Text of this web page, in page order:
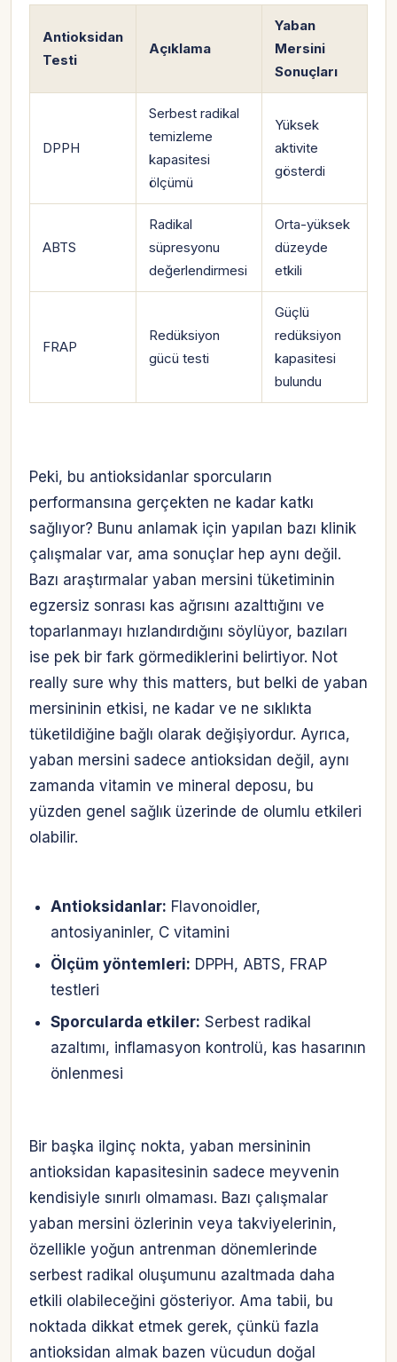
Antioksidan
Testi
Açıklama
Yaban
Mersini
Sonuçları
DPPH
Serbest radikal
temizleme
kapasitesi
ölçümü
Yüksek
aktivite
gösterdi
ABTS
Radikal
süpresyonu
değerlendirmesi
Orta-yüksek
düzeyde
etkili
FRAP
Redüksiyon
gücü testi
Güçlü
redüksiyon
kapasitesi
bulundu
Peki, bu antioksidanlar sporcuların
performansına gerçekten ne kadar katkı
sağlıyor? Bunu anlamak için yapılan bazı klinik
çalışmalar var, ama sonuçlar hep aynı değil.
Bazı araştırmalar yaban mersini tüketiminin
egzersiz sonrası kas ağrısını azalttığını ve
toparlanmayı hızlandırdığını söylüyor, bazıları
ise pek bir fark görmediklerini belirtiyor. Not
really sure why this matters, but belki de yaban
mersininin etkisi, ne kadar ve ne sıklıkta
tüketildiğine bağlı olarak değişiyordur. Ayrıca,
yaban mersini sadece antioksidan değil, aynı
zamanda vitamin ve mineral deposu, bu
yüzden genel sağlık üzerinde de olumlu etkileri
olabilir.
Antioksidanlar: Flavonoidler,
antosiyaninler, C vitamini
Ölçüm yöntemleri: DPPH, ABTS, FRAP
testleri
Sporcularda etkiler: Serbest radikal
azaltımı, inflamasyon kontrolü, kas hasarının
önlenmesi
Bir başka ilginç nokta, yaban mersininin
antioksidan kapasitesinin sadece meyvenin
kendisiyle sınırlı olmaması. Bazı çalışmalar
yaban mersini özlerinin veya takviyelerinin,
özellikle yoğun antrenman dönemlerinde
serbest radikal oluşumunu azaltmada daha
etkili olabileceğini gösteriyor. Ama tabii, bu
noktada dikkat etmek gerek, çünkü fazla
antioksidan almak bazen vücudun doğal